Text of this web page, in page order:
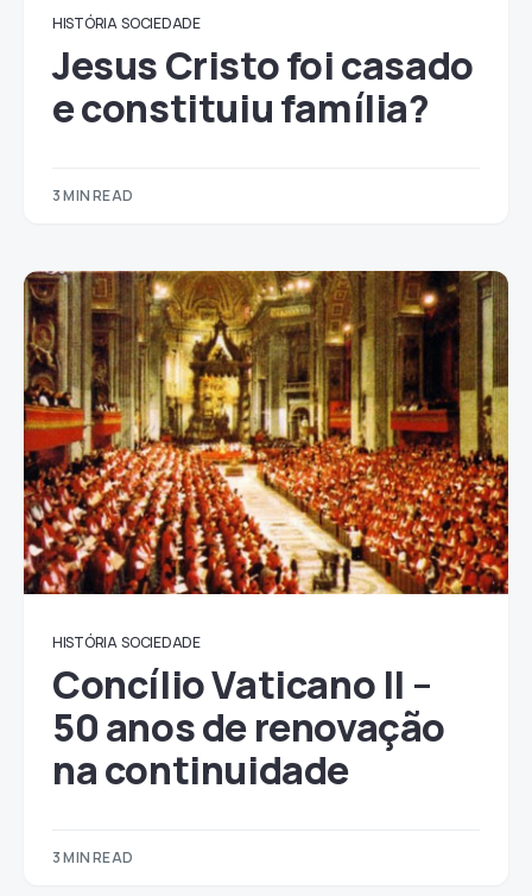
HISTÓRIA SOCIEDADE
Jesus Cristo foi casado
e constituiu família?
3 MIN READ
HISTÓRIA SOCIEDADE
Concílio Vaticano II –
50 anos de renovação
na continuidade
3 MIN READ